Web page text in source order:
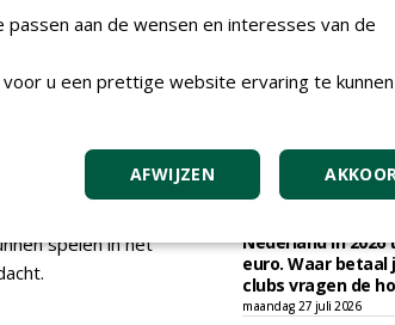
gevoelig zijn voor
De maairobots
daar de meeste
legt Van Son uit.
inmeten. Dat
met obstakels, no-
om tot een ideaal
hem bij dit werk. Hij
spelen in het
De Croquet
7 tot en met 20
Nederlands
Golfbaan
maandag 3 augustus 2026
Nederland in 2026
euro. Waar
clubs vragen de
maandag 27 juli 2026
aan de wensen en interesses van de
u een prettige website ervaring te
AFWIJZEN